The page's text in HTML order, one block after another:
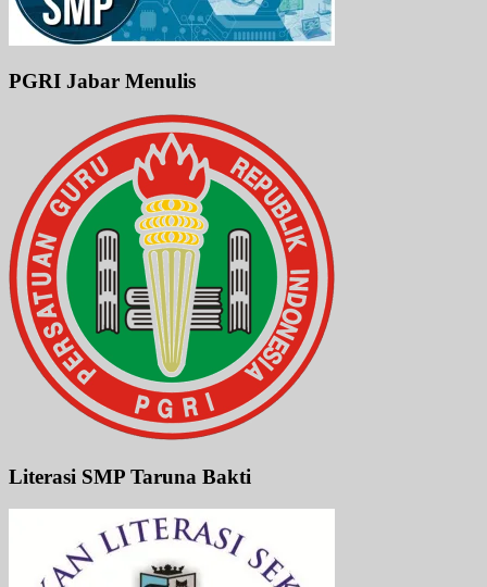
PGRI Jabar Menulis
Literasi SMP Taruna Bakti